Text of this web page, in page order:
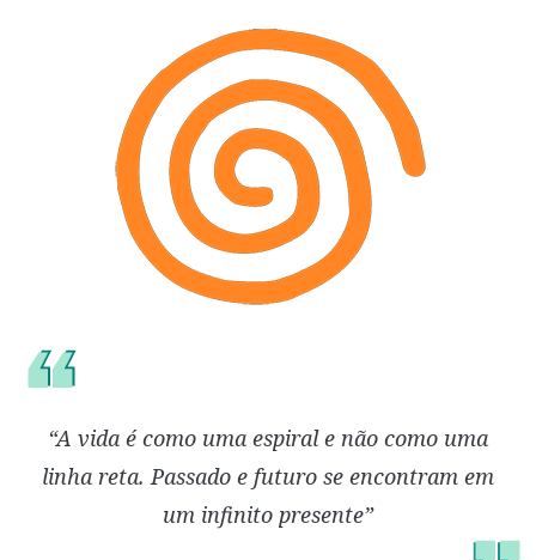
“A vida é como uma espiral e não como uma
linha reta. Passado e futuro se encontram em
um infinito presente”